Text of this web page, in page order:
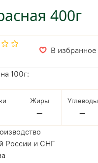
400г
В избранное
100г:
Жиры
—
Углеводы
—
России и СНГ